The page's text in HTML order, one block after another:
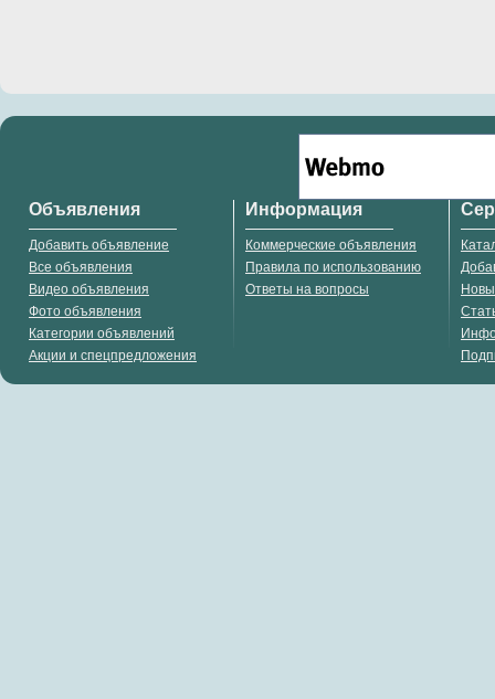
Объявления
Добавить объявление
Все объявления
Видео объявления
Фото объявления
Категории объявлений
Акции и спецпредложения
Информация
Коммерческие объявления
Правила по использованию
Ответы на вопросы